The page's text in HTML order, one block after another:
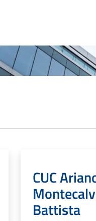
CUC
Battista